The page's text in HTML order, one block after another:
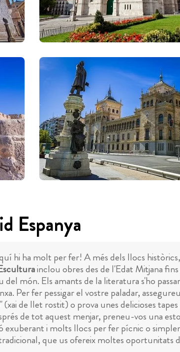
Espanya
hi ha molt per fer! A més dels llocs
inclou obres des de l'Edat Mitjana
món. Els amants de la literatura s'ho
Per fer pessigar el vostre paladar,
(xai de llet rostit) o ​​prova unes delicioses
de tot aquest menjar, preneu-vos una
i molts llocs per fer pícnic o
que us ofereix moltes oportunitats